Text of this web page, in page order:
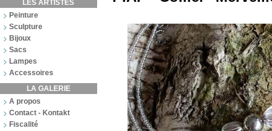
LES ARTISTES
Peinture
Sculpture
Bijoux
Sacs
Lampes
Accessoires
LA GALERIE
A propos
Contact - Kontakt
Fiscalité